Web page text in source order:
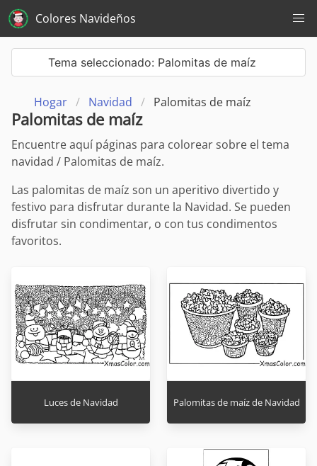
Colores Navideños
Hogar Navidad Palomitas de maíz
Tema seleccionado: Palomitas de maíz
Palomitas de maíz
Encuentre aquí páginas para colorear sobre el tema
navidad / Palomitas de maíz.
Las palomitas de maíz son un aperitivo divertido y
festivo para disfrutar durante la Navidad. Se pueden
disfrutar sin condimentar, o con tus condimentos
favoritos.
Luces de Navidad Palomitas de maíz de Navidad